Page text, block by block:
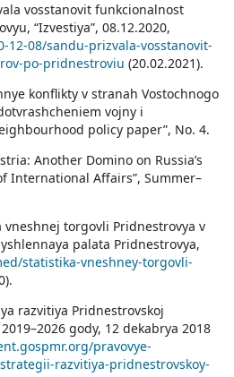
vosstanovit funkcionalnost
“Izvestiya”, 08.12.2020,
12-08/sandu-prizvala-vosstanovit-
po-pridnestroviu (20.02.2021).
konflikty v stranah Vostochnogo
vojny i
policy paper”, No. 4.
Another Domino on Russia’s
International Affairs”, Summer–
vneshnej torgovli Pridnestrovya v
palata Pridnestrovya,
statistika-vneshney-torgovli-
razvitiya Pridnestrovskoj
gody, 12 dekabrya 2018
pravovye-
razvitiya-pridnestrovskoy-